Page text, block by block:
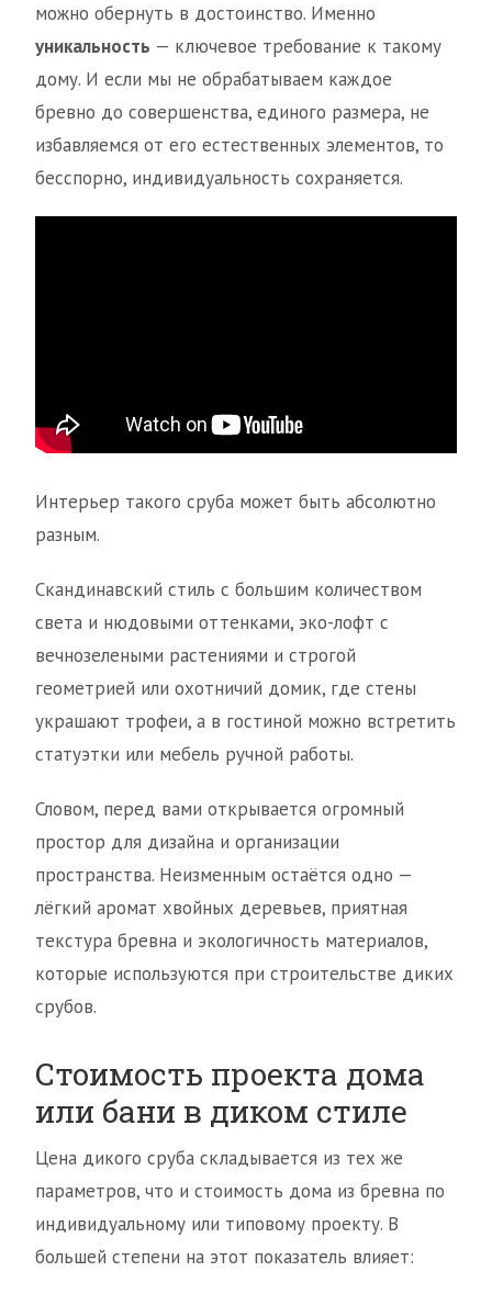
можно обернуть в достоинство. Именно
уникальность — ключевое требование к такому
дому. И если мы не обрабатываем каждое
бревно до совершенства, единого размера, не
избавляемся от его естественных элементов, то
бесспорно, индивидуальность сохраняется.
Интерьер такого сруба может быть абсолютно
разным.
Скандинавский стиль с большим количеством
света и нюдовыми оттенками, эко-лофт с
вечнозелеными растениями и строгой
геометрией или охотничий домик, где стены
украшают трофеи, а в гостиной можно встретить
статуэтки или мебель ручной работы.
Словом, перед вами открывается огромный
простор для дизайна и организации
пространства. Неизменным остаётся одно —
лёгкий аромат хвойных деревьев, приятная
текстура бревна и экологичность материалов,
которые используются при строительстве диких
срубов.
Стоимость проекта дома
или бани в диком стиле
Цена дикого сруба складывается из тех же
параметров, что и стоимость дома из бревна по
индивидуальному или типовому проекту. В
большей степени на этот показатель влияет: